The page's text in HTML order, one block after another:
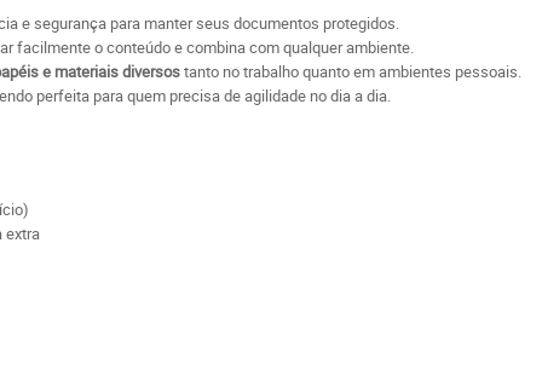
e segurança para manter seus documentos protegidos.
facilmente o conteúdo e combina com qualquer ambiente.
e materiais diversostanto no trabalho quanto em ambientes pessoais.
perfeita para quem precisa de agilidade no dia a dia.
extra